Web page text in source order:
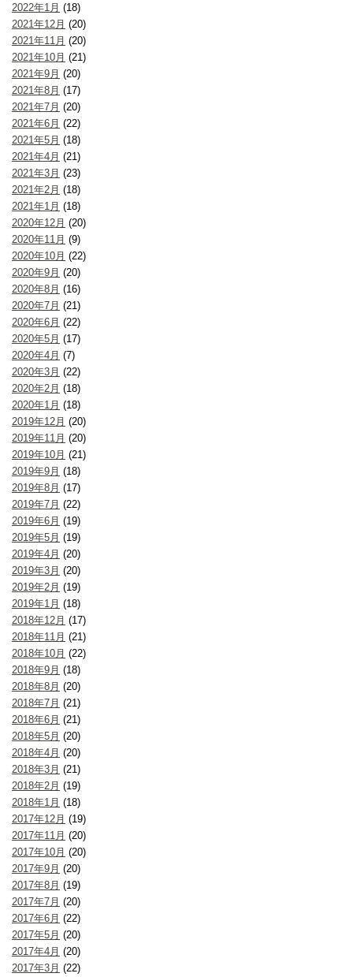
2022年1月 (18)
2021年12月 (20)
2021年11月 (20)
2021年10月 (21)
2021年9月 (20)
2021年8月 (17)
2021年7月 (20)
2021年6月 (22)
2021年5月 (18)
2021年4月 (21)
2021年3月 (23)
2021年2月 (18)
2021年1月 (18)
2020年12月 (20)
2020年11月 (9)
2020年10月 (22)
2020年9月 (20)
2020年8月 (16)
2020年7月 (21)
2020年6月 (22)
2020年5月 (17)
2020年4月 (7)
2020年3月 (22)
2020年2月 (18)
2020年1月 (18)
2019年12月 (20)
2019年11月 (20)
2019年10月 (21)
2019年9月 (18)
2019年8月 (17)
2019年7月 (22)
2019年6月 (19)
2019年5月 (19)
2019年4月 (20)
2019年3月 (20)
2019年2月 (19)
2019年1月 (18)
2018年12月 (17)
2018年11月 (21)
2018年10月 (22)
2018年9月 (18)
2018年8月 (20)
2018年7月 (21)
2018年6月 (21)
2018年5月 (20)
2018年4月 (20)
2018年3月 (21)
2018年2月 (19)
2018年1月 (18)
2017年12月 (19)
2017年11月 (20)
2017年10月 (20)
2017年9月 (20)
2017年8月 (19)
2017年7月 (20)
2017年6月 (22)
2017年5月 (20)
2017年4月 (20)
2017年3月 (22)